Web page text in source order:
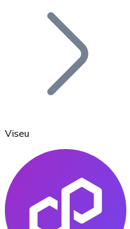
Bitcoin
Ethereum
Viseu